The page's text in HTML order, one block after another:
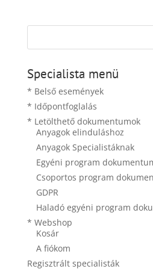
Specialista menü
* Belső események
* Időpontfoglalás
* Letölthető dokumentumok
Anyagok elinduláshoz
Anyagok Specialistáknak
Egyéni program
Csoportos program
GDPR
Haladó egyéni program
* Webshop
Kosár
A fiókom
Regisztrált specialisták